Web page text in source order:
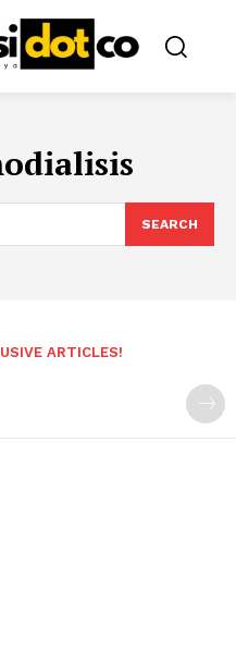
SEARCH
ARTICLES!